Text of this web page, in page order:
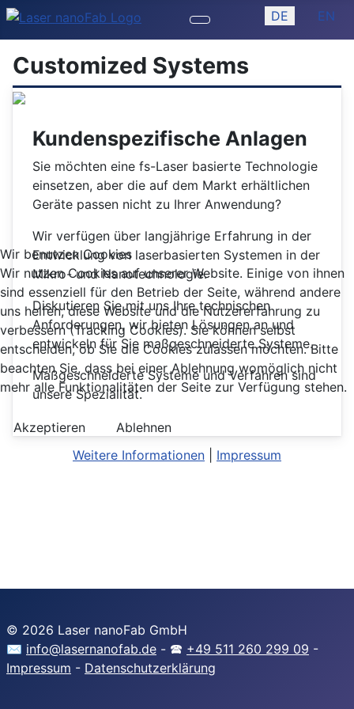
Sprache
DE EN
Customized Systems
Kundenspezifische Anlagen
Sie möchten eine fs-Laser basierte Technologie
einsetzen, aber die auf dem Markt erhältlichen
Geräte passen nicht zu Ihrer Anwendung?
Wir verfügen über langjährige Erfahrung in der
Entwicklung von laserbasierten Systemen in der
Mikro- und Nanotechnologie.
Diskutieren Sie mit uns Ihre technischen
Anforderungen, wir bieten Lösungen an und
entwickeln für Sie maßgeschneiderte Systeme.
Maßgeschneiderte Systeme und Verfahren sind
unsere Spezialität.
© 2026 Laser nanoFab GmbH
✉ info@lasernanofab.de - 🕿 +49 511 260 299 09 -
Impressum - Datenschutzerklärung
Wir benutzen Cookies
Wir nutzen Cookies auf unserer Website. Einige von ihnen
sind essenziell für den Betrieb der Seite, während andere
uns helfen, diese Website und die Nutzererfahrung zu
verbessern (Tracking Cookies). Sie können selbst
entscheiden, ob Sie die Cookies zulassen möchten. Bitte
beachten Sie, dass bei einer Ablehnung womöglich nicht
mehr alle Funktionalitäten der Seite zur Verfügung stehen.
Akzeptieren
Ablehnen
Weitere Informationen
Impressum